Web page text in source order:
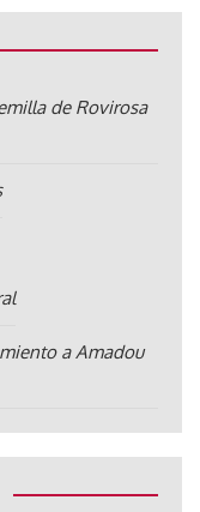
de Rovirosa
a Amadou